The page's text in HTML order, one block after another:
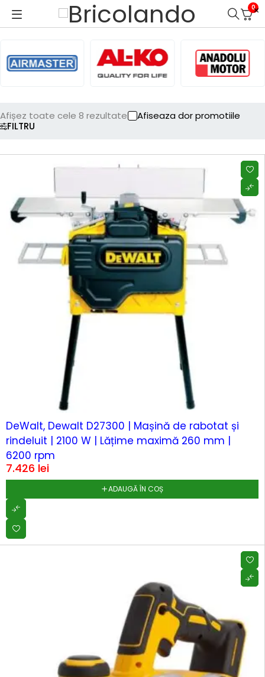
0
FILTRU
Afișez toate cele 8 rezultate Afiseaza dor promotiile
DeWalt, Dewalt D27300 | Mașină de rabotat și
rindeluit | 2100 W | Lățime maximă 260 mm |
6200 rpm
7.426 lei
ADAUGĂ ÎN COȘ